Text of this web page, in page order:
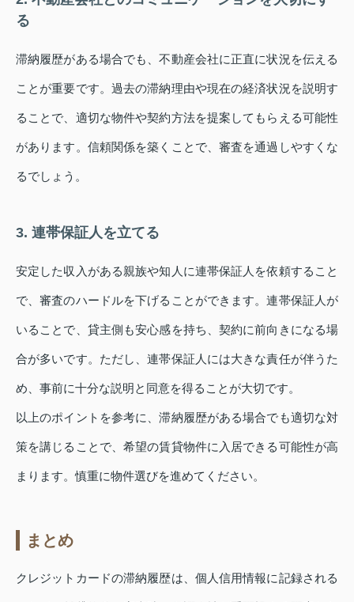
る
滞納履歴がある場合でも、不動産会社に正直に状況を伝える
ことが重要です。過去の滞納理由や現在の経済状況を説明す
ることで、適切な物件や契約方法を提案してもらえる可能性
があります。信頼関係を築くことで、審査を通過しやすくな
るでしょう。
3. 連帯保証人を立てる
安定した収入がある親族や知人に連帯保証人を依頼すること
で、審査のハードルを下げることができます。連帯保証人が
いることで、貸主側も安心感を持ち、契約に前向きになる場
合が多いです。ただし、連帯保証人には大きな責任が伴うた
め、事前に十分な説明と同意を得ることが大切です。
以上のポイントを参考に、滞納履歴がある場合でも適切な対
策を講じることで、希望の賃貸物件に入居できる可能性が高
まります。慎重に物件選びを進めてください。
まとめ
クレジットカードの滞納履歴は、個人信用情報に記録される